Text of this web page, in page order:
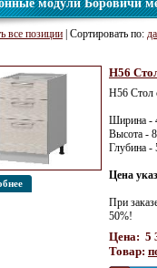
модули Боровичи
все позиции | Сортировать по:
Н56
Н56 Стол
Ширина -
Высота -
Глубина
Цена
При
50%!
Цена: 5
Товар: